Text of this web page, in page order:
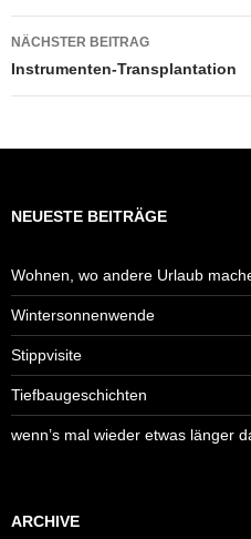
NÄCHSTER BEITRAG
Instrumenten-Transplantation
NEUESTE BEITRÄGE
Wohnen, wo andere Urlaub
Wintersonnenwende
Stippvisite
Tiefbaugeschichten
wenn’s mal wieder etwas länger
ARCHIVE